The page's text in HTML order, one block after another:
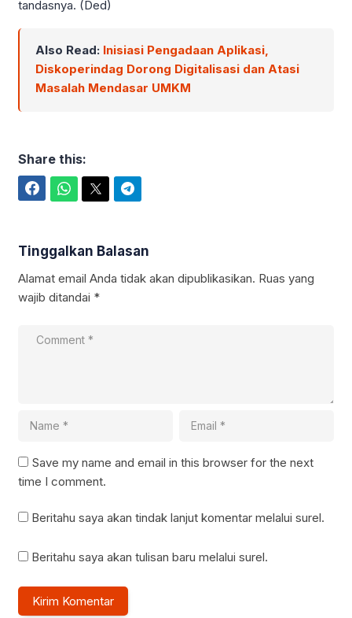
tandasnya. (Ded)
Also Read: Inisiasi Pengadaan Aplikasi,
Diskoperindag Dorong Digitalisasi dan Atasi
Masalah Mendasar UMKM
Share this:
Tinggalkan Balasan
Alamat email Anda tidak akan dipublikasikan. Ruas yang
wajib ditandai *
Save my name and email in this browser for the next
time I comment.
Beritahu saya akan tindak lanjut komentar melalui surel.
Beritahu saya akan tulisan baru melalui surel.